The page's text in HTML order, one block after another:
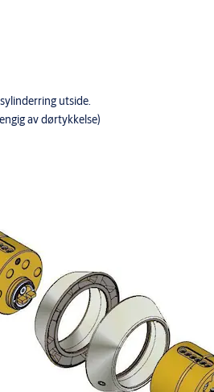
utside.
av dørtykkelse)